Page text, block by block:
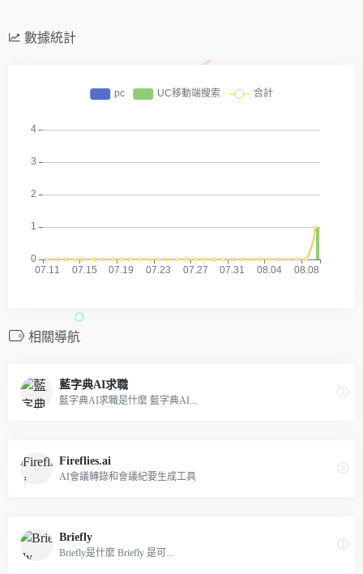
數據統計
相關導航
藍字典AI求職
藍字典AI求職是什麼 藍字典AI...
Fireflies.ai
AI會議轉錄和會議紀要生成工具
Briefly
Briefly是什麼 Briefly 是可...